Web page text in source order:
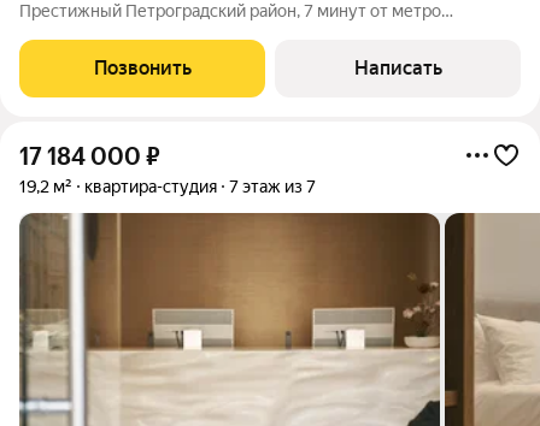
Престижный Петроградский район, 7 минут от метро
начинаются уже со следующего месяца после подписания
договора купли-продажи 8% годовых до июня
Позвонить Написать
17 184 000 ₽
19,2 м² квартира-студия 7 этаж из 7